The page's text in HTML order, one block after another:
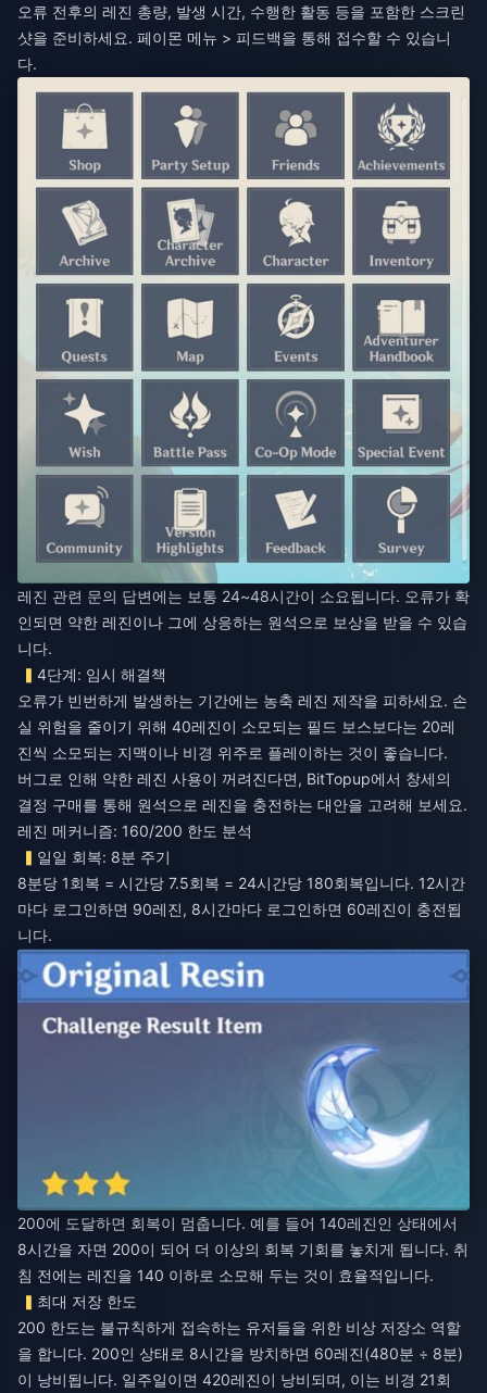
오류 전후의 레진 총량, 발생 시간, 수행한 활동 등을 포함한 스크린
샷을 준비하세요. 페이몬 메뉴 > 피드백을 통해 접수할 수 있습니
다.
레진 관련 문의 답변에는 보통 24~48시간이 소요됩니다. 오류가 확
인되면 약한 레진이나 그에 상응하는 원석으로 보상을 받을 수 있습
니다.
4단계: 임시 해결책
오류가 빈번하게 발생하는 기간에는 농축 레진 제작을 피하세요. 손
실 위험을 줄이기 위해 40레진이 소모되는 필드 보스보다는 20레
진씩 소모되는 지맥이나 비경 위주로 플레이하는 것이 좋습니다.
버그로 인해 약한 레진 사용이 꺼려진다면, BitTopup에서 창세의
결정 구매를 통해 원석으로 레진을 충전하는 대안을 고려해 보세요.
레진 메커니즘: 160/200 한도 분석
일일 회복: 8분 주기
8분당 1회복 = 시간당 7.5회복 = 24시간당 180회복입니다. 12시간
마다 로그인하면 90레진, 8시간마다 로그인하면 60레진이 충전됩
니다.
200에 도달하면 회복이 멈춥니다. 예를 들어 140레진인 상태에서
8시간을 자면 200이 되어 더 이상의 회복 기회를 놓치게 됩니다. 취
침 전에는 레진을 140 이하로 소모해 두는 것이 효율적입니다.
최대 저장 한도
200 한도는 불규칙하게 접속하는 유저들을 위한 비상 저장소 역할
을 합니다. 200인 상태로 8시간을 방치하면 60레진(480분 ÷ 8분)
이 낭비됩니다. 일주일이면 420레진이 낭비되며, 이는 비경 21회